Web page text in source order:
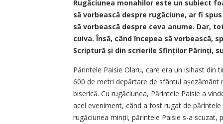
Rugăciunea monahilor este un subiect
să vorbească despre rugăciune, ar fi
să vorbească despre ceva anume. Dar,
cuiva. Însă, când începea să vorbească,
Scriptură și din scrierile Sfinților Părinți,
Părintele Paisie Olaru, care era un isihast din
600 de metri depărtare de sfântul
biserică. Cu rugăciunea, Părintele Paisie a
acel eveniment, când a fost rugat de
rugăciunea minții, părintele Paisie s-a scuzat,